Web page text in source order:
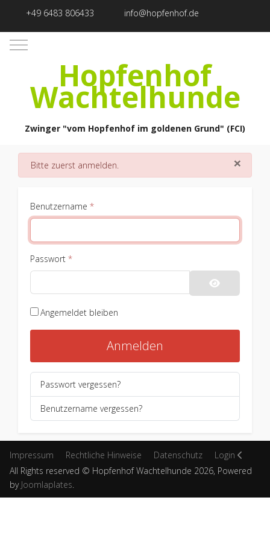
+49 6483 806433 info@hopfenhof.de
Mobile Menu Toggle
Hopfenhof
Wachtelhunde
Zwinger "vom Hopfenhof im goldenen Grund" (FCI)
×
danger
Bitte zuerst anmelden.
Benutzername *
Passwort*
Passwort
Angemeldet bleiben
Anmelden
Passwort vergessen?
Benutzername vergessen?
Impressum Rechtliche Hinweise Datenschutz
Login
All Rights reserved © Hopfenhof Wachtelhunde 2026, Powered
by Joomlaplates.